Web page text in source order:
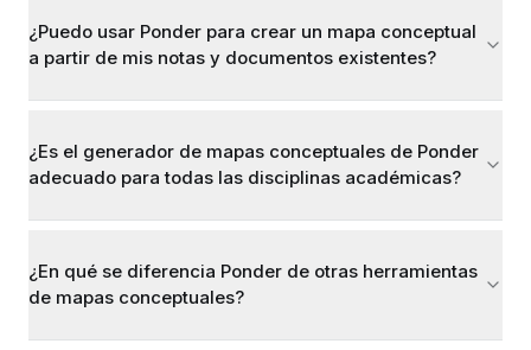
¿Puedo usar Ponder para crear un mapa conceptual
a partir de mis notas y documentos existentes?
¿Es el generador de mapas conceptuales de Ponder
adecuado para todas las disciplinas académicas?
¿En qué se diferencia Ponder de otras herramientas
de mapas conceptuales?